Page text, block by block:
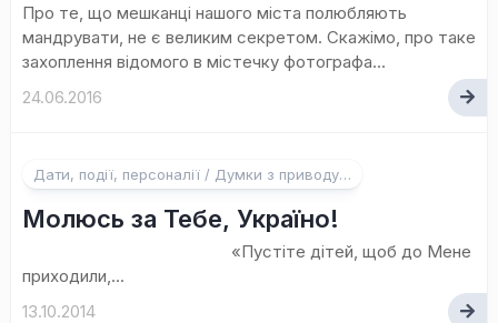
Про те, що мешканці нашого міста полюбляють
мандрувати, не є великим секретом. Скажімо, про таке
захоплення відомого в містечку фотографа...
24.06.2016
Дати, події, персоналії / Думки з приводу…
Молюсь за Тебе, Україно!
«Пустіте дітей, щоб до Мене
приходили,...
13.10.2014